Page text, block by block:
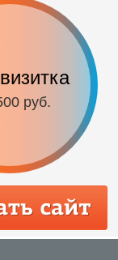
руб.